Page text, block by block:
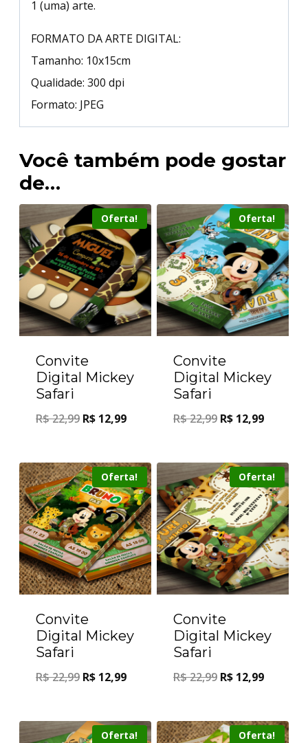
1 (uma) arte.
FORMATO DA ARTE DIGITAL:
Tamanho: 10x15cm
Qualidade: 300 dpi
Formato: JPEG
Você também pode gostar
de…
Oferta!
Convite
Digital Mickey
Safari
R$22,99 R$ 12,99
Oferta!
Convite
Digital Mickey
Safari
R$22,99 R$ 12,99
Oferta!
Convite
Digital Mickey
Safari
R$22,99 R$ 12,99
Oferta!
Convite
Digital Mickey
Safari
R$22,99 R$ 12,99
Oferta! Oferta!